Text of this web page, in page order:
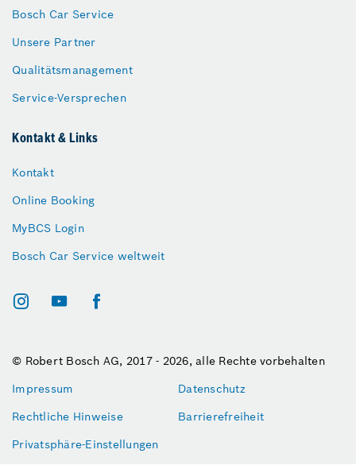
Bosch Car Service
Unsere Partner
Qualitätsmanagement
Service-Versprechen
Kontakt & Links
Kontakt
Online Booking
MyBCS Login
Bosch Car Service weltweit
© Robert Bosch AG, 2017 - 2026, alle Rechte vorbehalten
Impressum
Datenschutz
Rechtliche Hinweise
Barrierefreiheit
Privatsphäre-Einstellungen